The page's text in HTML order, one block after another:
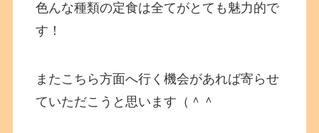
色んな種類の定食は全てがとても魅力的で
す！
またこちら方面へ行く機会があれば寄らせ
ていただこうと思います（＾＾